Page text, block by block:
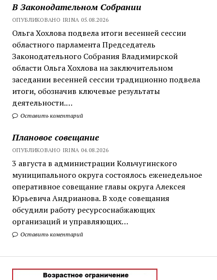
В Законодательном Собрании
ОПУБЛИКОВАНО IRINA 05.08.2026
Ольга Хохлова подвела итоги весенней сессии
областного парламента Председатель
Законодательного Собрания Владимирской
области Ольга Хохлова на заключительном
заседании весенней сессии традиционно подвела
итоги, обозначив ключевые результаты
деятельности.…
Оставить коментарий
Плановое совещание
ОПУБЛИКОВАНО IRINA 04.08.2026
3 августа в администрации Кольчугинского
муниципального округа состоялось еженедельное
оперативное совещание главы округа Алексея
Юрьевича Андрианова. В ходе совещания
обсудили работу ресурсоснабжающих
организаций и управляющих…
Оставить коментарий